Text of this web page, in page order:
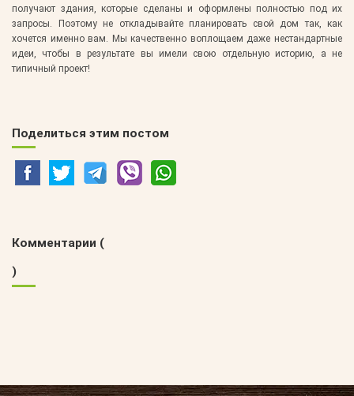
получают здания, которые сделаны и оформлены полностью под их
запросы. Поэтому не откладывайте планировать свой дом так, как
хочется именно вам. Мы качественно воплощаем даже нестандартные
идеи, чтобы в результате вы имели свою отдельную историю, а не
типичный проект!
Поделиться этим постом
Комментарии (
)